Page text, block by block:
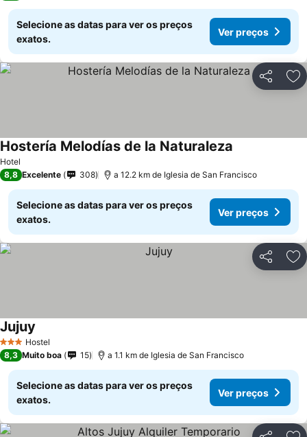
Selecione as datas para ver os preços
exatos.
Ver preços
Partilhar
Hotel
Hostería Melodías de la Naturaleza
8,8 Excelente 308 a 12.2 km de Iglesia de San Francisco
Selecione as datas para ver os preços
exatos.
Ver preços
Partilhar
3 EstrelasHostel
Jujuy
8,3 Muito boa 15 a 1.1 km de Iglesia de San Francisco
Selecione as datas para ver os preços
exatos.
Ver preços